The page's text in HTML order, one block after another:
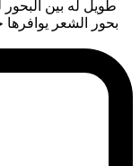
طويل له بين
بحور الشعر